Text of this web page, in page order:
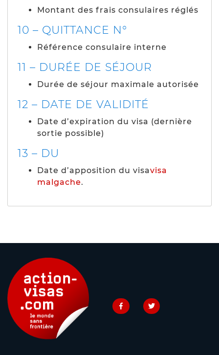
Montant des frais consulaires réglés
10 – QUITTANCE N°
Référence consulaire interne
11 – DURÉE DE SÉJOUR
Durée de séjour maximale autorisée
12 – DATE DE VALIDITÉ
Date d’expiration du visa (dernière
sortie possible)
13 – DU
Date d’apposition du visavisa
malgache.